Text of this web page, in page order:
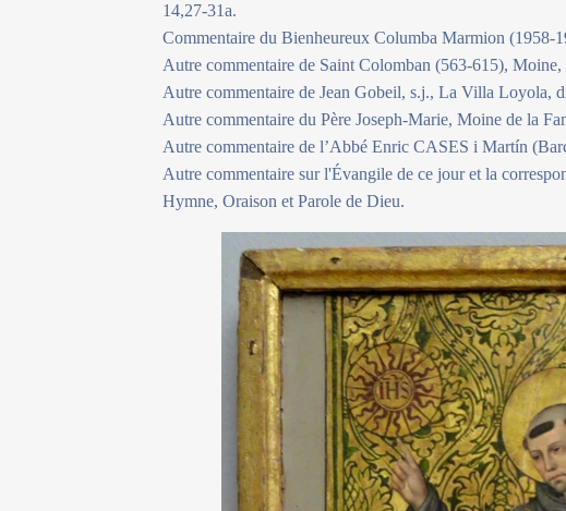
14,27-31a.
Commentaire du Bienheureux Columba Marmion (1958-
Autre commentaire de Saint Colomban (563-615), Moine,
Autre commentaire de Jean Gobeil, s.j., La Villa Loyola,
Autre commentaire du Père Joseph-Marie, Moine de la
Autre commentaire de l’Abbé Enric CASES i Martín
Autre commentaire sur l'Évangile de ce jour et la
Hymne, Oraison et Parole de Dieu.